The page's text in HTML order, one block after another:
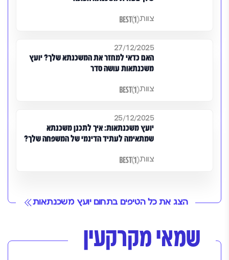
צוות
27/12/2025
האם כדאי למחזר את המשכנתא שלך? יועץ
משכנתאות עושה סדר
צוות
25/12/2025
יועץ משכנתאות: איך לתכנן משכנתא
שמתאימה לעתיד הדינמי של המשפחה שלך?
צוות
הצג את כל הטיפים בתחום יועץ משכנתאות
שמאי מקרקעין